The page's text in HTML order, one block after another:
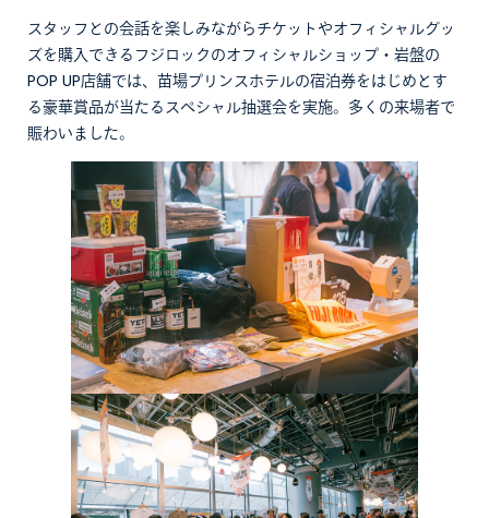
スタッフとの会話を楽しみながらチケットやオフィシャルグッ
ズを購入できるフジロックのオフィシャルショップ・岩盤の
POP UP店舗では、苗場プリンスホテルの宿泊券をはじめとす
る豪華賞品が当たるスペシャル抽選会を実施。多くの来場者で
賑わいました。